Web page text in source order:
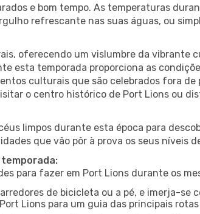
e bom tempo. As temperaturas
refrescante nas suas águas, ou
oferecendo um vislumbre da vibrante
esta temporada proporciona as
culturais que são celebrados fora de
o centro histórico de Port Lions ou
limpos durante esta época para
que vão pôr à prova os seus níveis
para fazer em Port Lions durante os
de bicicleta ou a pé, e imerja-se
Lions para um guia das principais